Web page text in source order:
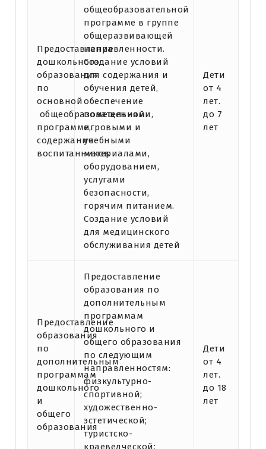
Предоставление
дошкольного
образования
по
основной
общеобразовательной
программе,
содержание
воспитанников
общеобразовательной
программе в группе
общеразвивающей
направленности.
Создание условий
для содержания и
обучения детей,
обеспечение
помещениями,
игровыми и
учебными
материалами,
оборудованием,
услугами
безопасности,
горячим питанием.
Создание условий
для медицинского
обслуживания детей
Дети
от 4
лет.
до 7
лет
Предоставление
образования
по
дополнительным
программам
дошкольного
и
общего
образования
Предоставление
образования по
дополнительным
программам
дошкольного и
общего образования
по следующим
направленностям:
физкультурно-
спортивной;
художественно-
эстетической;
туристско-
краеведческой;
Дети
от 4
лет.
до 18
лет